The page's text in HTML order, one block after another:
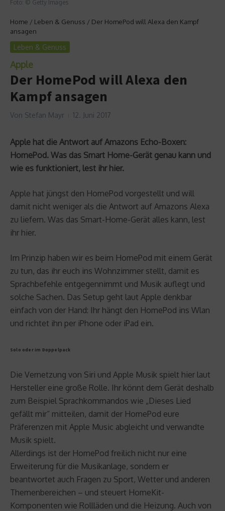
Foto: © Getty Images
Home / Leben & Genuss / Der HomePod will Alexa den Kampf
ansagen
Leben & Genuss
Apple
Der HomePod will Alexa den
Kampf ansagen
Von Stefan Mayr 12. Juni 2017
Apple hat die Antwort auf Amazons Echo-Boxen:
HomePod. Was das Smart Home-Gerät genau kann und
wie es funktioniert, lest ihr hier.
Apple hat jüngst den HomePod vorgestellt und will
damit nicht weniger als die Antwort auf Amazons Alexa
zu liefern. Was das Smart-Home-Gerät alles kann, lest
ihr hier.
Im Prinzip haben wir es beim HomePod mit einem Gerät
zu tun, das ihr euch ins Wohnzimmer stellt, damit es
Sprachbefehle entgegennimmt und Musik auflegt und
solche Sachen. Das Setup geht laut Apple denkbar
einfach von der Hand: Ihr hängt den HomePod ins Wlan
und richtet ihn per iPhone oder iPad ein.
Solo oder im Doppelpack
Die Vernetzung von Siri und Apple Musik spielt hier laut
Hersteller eine große Rolle. Ihr könnt dem Gerät deshalb
zum Beispiel Sprachkommandos wie „Dieses Lied
gefällt mir“ mitteilen, damit der HomePod eure
Präferenzen mit Apple Music abgleicht und verwandte
Musik spielt.
Allerdings ist der HomePod freilich nicht nur eine
Erweiterung für die Musikanlage, sondern er
beantwortet auch Fragen zu Sport, Wetter und anderen
Themenbereichen – und steuert HomeKit-
Komponenten wie Rollläden und die Heizung. Auch von